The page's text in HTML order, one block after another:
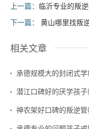
上一篇： 临沂专业的叛
下一篇：
黄山哪里找叛
相关文章
承德规模大的封闭式
潜江口碑好的厌学孩
神农架好口碑的叛逆管